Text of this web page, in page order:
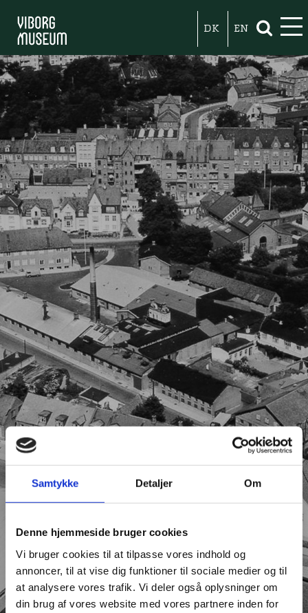
Samtykke Detaljer Om
Denne hjemmeside bruger cookies
Vi bruger cookies til at tilpasse vores indhold og
annoncer, til at vise dig funktioner til sociale medier og til
at analysere vores trafik. Vi deler også oplysninger om
din brug af vores website med vores partnere inden for
DK EN